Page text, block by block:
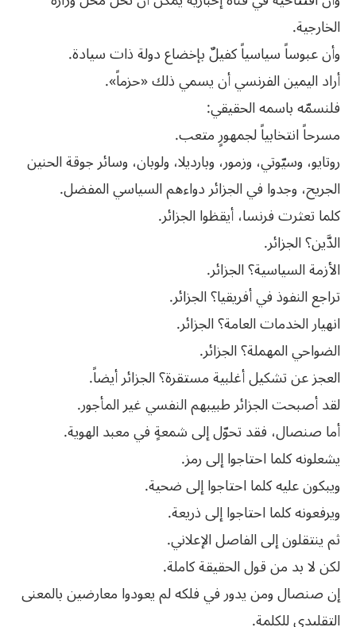
الخارجية.
وأن عبوساً سياسياً كفيلٌ بإخضاع دولة ذات سيادة.
أراد اليمين الفرنسي أن يسمي ذلك «حزماً».
فلنسمّه باسمه الحقيقي:
مسرحاً انتخابياً لجمهورٍ متعب.
روتايو، وسيّوتي، وزمور، وبارديلا، ولوبان، وسائر جوقة الحنين
الجريح، وجدوا في الجزائر دواءهم السياسي المفضل.
كلما تعثرت فرنسا، أيقظوا الجزائر.
الدَّين؟ الجزائر.
الأزمة السياسية؟ الجزائر.
تراجع النفوذ في أفريقيا؟ الجزائر.
انهيار الخدمات العامة؟ الجزائر.
الضواحي المهملة؟ الجزائر.
العجز عن تشكيل أغلبية مستقرة؟ الجزائر أيضاً.
لقد أصبحت الجزائر طبيبهم النفسي غير المأجور.
أما صنصال، فقد تحوّل إلى شمعةٍ في معبد الهوية.
يشعلونه كلما احتاجوا إلى رمز.
ويبكون عليه كلما احتاجوا إلى ضحية.
ويرفعونه كلما احتاجوا إلى ذريعة.
ثم ينتقلون إلى الفاصل الإعلاني.
لكن لا بد من قول الحقيقة كاملة.
إن صنصال ومن يدور في فلكه لم يعودوا معارضين بالمعنى
التقليدي للكلمة.